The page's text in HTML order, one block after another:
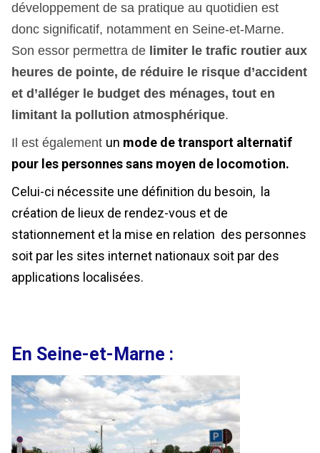
développement de sa pratique au quotidien est
donc significatif, notamment en Seine-et-Marne.
Son essor permettra de limiter le trafic routier aux
heures de pointe, de réduire le risque d’accident
et d’alléger le budget des ménages, tout en
limitant la pollution atmosphérique.
Il est également un mode de transport alternatif
pour les personnes sans moyen de locomotion.
Celui-ci nécessite une définition du besoin, la
création de lieux de rendez-vous et de
stationnement et la mise en relation des personnes
soit par les sites internet nationaux soit par des
applications localisées.
En Seine-et-Marne :